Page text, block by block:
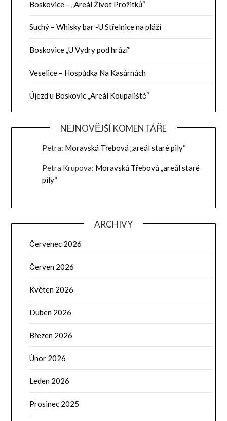
Boskovice – „Areál Život Prožitků“
Suchý – Whisky bar -U Střelnice na pláži
Boskovice „U Vydry pod hrází“
Veselice – Hospůdka Na Kasárnách
Újezd u Boskovic „Areál Koupaliště“
NEJNOVĚJŠÍ KOMENTÁŘE
Petra: Moravská Třebová „areál staré pily“
Petra Krupova: Moravská Třebová „areál staré
pily“
ARCHIVY
Červenec 2026
Červen 2026
Květen 2026
Duben 2026
Březen 2026
Únor 2026
Leden 2026
Prosinec 2025